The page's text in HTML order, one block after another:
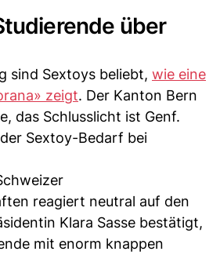
über
sind Sextoys beliebt, wie eine
zeigt. Der Kanton Bern
das Schlusslicht ist Genf.
Sextoy-Bedarf bei
reagiert neutral auf den
Klara Sasse bestätigt,
mit enorm knappen